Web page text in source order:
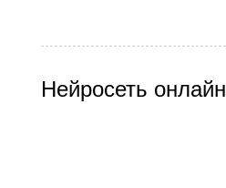
Нейросеть онлайн